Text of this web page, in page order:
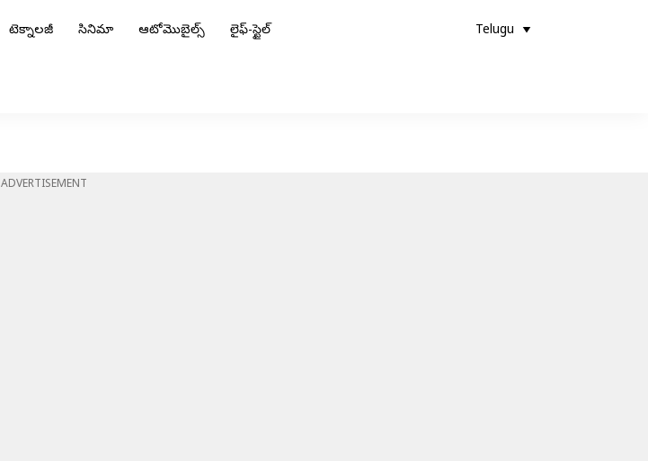
టెక్నాలజీ సినిమా ఆటోమొబైల్స్ లైఫ్-స్టైల్ Telugu
ADVERTISEMENT